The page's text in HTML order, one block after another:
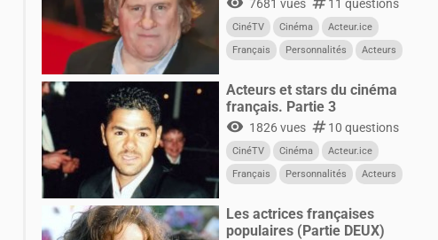
7681 vues 11 questions
CinéTV Cinéma
Acteur.ice
Français
Personnalités Acteurs
Acteurs et stars du cinéma
français. Partie 3
visibility 1826 vues numbers10 questions
CinéTV Cinéma
Acteur.ice
Français
Personnalités Acteurs
Les actrices françaises
populaires (Partie DEUX)